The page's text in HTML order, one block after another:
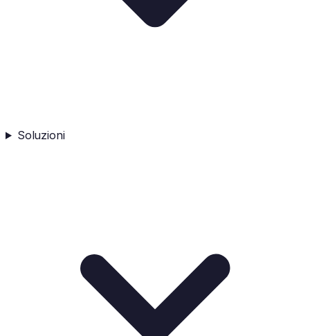
Soluzioni